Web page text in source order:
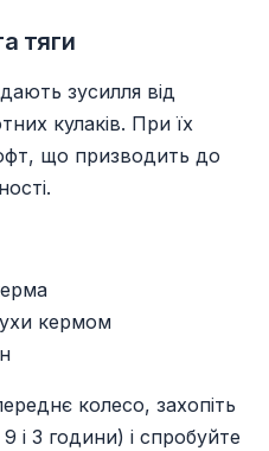
тяги
зусилля від
кулаків. При їх
що призводить до
кермом
колесо, захопіть
і 3 години) і спробуйте